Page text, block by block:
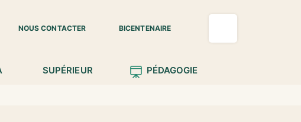
NOUS CONTACTER BICENTENAIRE
SUPÉRIEUR PÉDAGOGIE